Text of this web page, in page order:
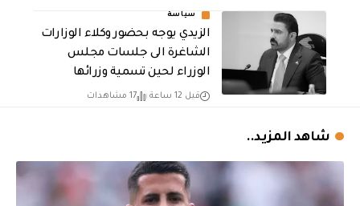
سياسة
الزيدي يوجه بحضور وكلاء الوزارات
الشاغرة الى جلسات مجلس
الوزراء لحين تسمية وزرائها
قبل 12 ساعة 17 مشاهدات
شاهد المزيد..